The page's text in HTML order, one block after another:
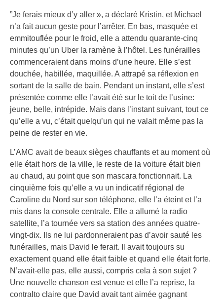
”Je ferais mieux d’y aller », a déclaré Kristin, et Michael
n’a fait aucun geste pour l’arrêter. En bas, masquée et
emmitouflée pour le froid, elle a attendu quarante-cinq
minutes qu’un Uber la ramène à l’hôtel. Les funérailles
commenceraient dans moins d’une heure. Elle s’est
douchée, habillée, maquillée. A attrapé sa réflexion en
sortant de la salle de bain. Pendant un instant, elle s’est
présentée comme elle l’avait été sur le toit de l’usine:
jeune, belle, intrépide. Mais dans l’instant suivant, tout ce
qu’elle a vu, c’était quelqu’un qui ne valait même pas la
peine de rester en vie.
L’AMC avait de beaux sièges chauffants et au moment où
elle était hors de la ville, le reste de la voiture était bien
au chaud, au point que son mascara fonctionnait. La
cinquième fois qu’elle a vu un indicatif régional de
Caroline du Nord sur son téléphone, elle l’a éteint et l’a
mis dans la console centrale. Elle a allumé la radio
satellite, l’a tournée vers sa station des années quatre-
vingt-dix. Ils ne lui pardonneraient pas d’avoir sauté les
funérailles, mais David le ferait. Il avait toujours su
exactement quand elle était faible et quand elle était forte.
N’avait-elle pas, elle aussi, compris cela à son sujet ?
Une nouvelle chanson est venue et elle l’a reprise, la
contralto claire que David avait tant aimée gagnant